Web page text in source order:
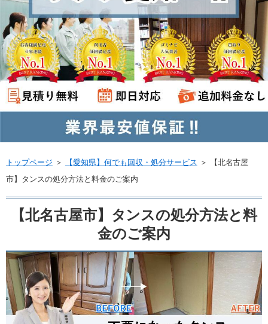
トップページ ＞ 【愛知県】何でも回収・処分サービス ＞
【北名古屋
市】タンスの処分方法と料金のご案内
【北名古屋市】タンスの処分方法と料
金のご案内